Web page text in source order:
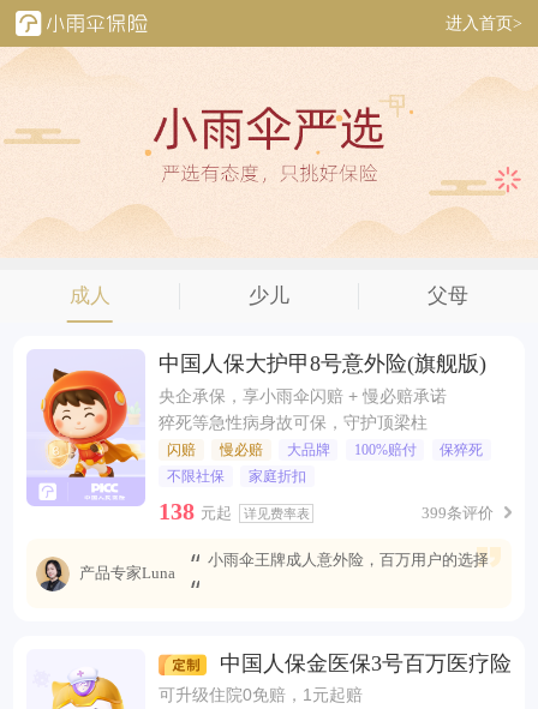
进入首页>
成人 少儿 父母
中国人保大护甲8号意外险(旗舰版)
央企承保，享小雨伞闪赔 + 慢必赔承诺
猝死等急性病身故可保，守护顶梁柱
闪赔 慢必赔 大品牌 100%赔付
保猝死
不限社保
家庭折扣
138 元起 详见费率表 399条评价
产品专家Luna
小雨伞王牌成人意外险，百万用户的选择
中国人保金医保3号百万医疗险
可升级住院0免赔，1元起赔